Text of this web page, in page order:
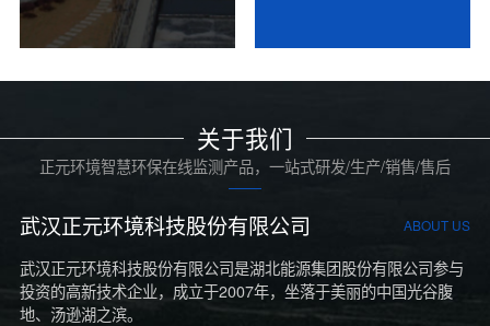
关于我们
正元环境智慧环保在线监测产品，一站式研发/生产/销售/售后
武汉正元环境科技股份有限公司 ABOUT US
武汉正元环境科技股份有限公司是湖北能源集团股份有限公司参与
投资的高新技术企业，成立于2007年，坐落于美丽的中国光谷腹
地、汤逊湖之滨。